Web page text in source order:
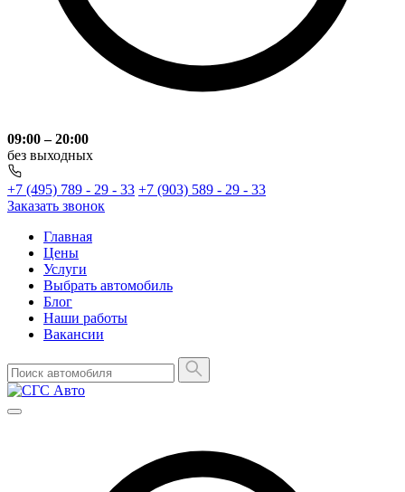
09:00 – 20:00
без выходных
+7 (495) 789 - 29 - 33 +7 (903) 589 - 29 - 33
Заказать звонок
Главная
Цены
Услуги
Выбрать автомобиль
Блог
Наши работы
Вакансии